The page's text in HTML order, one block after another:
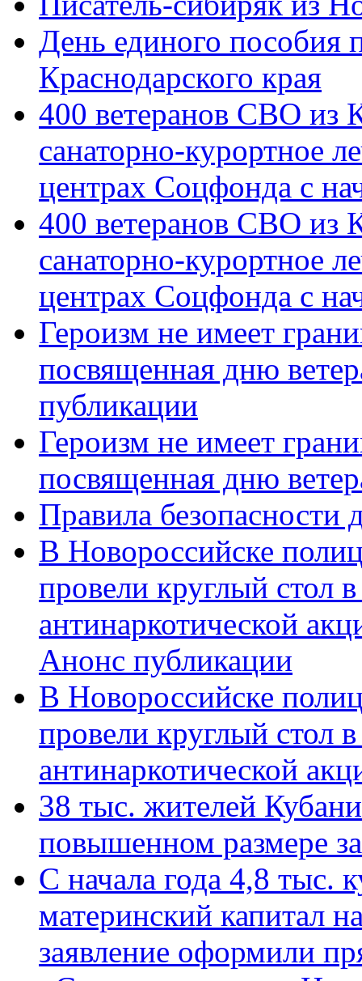
День единого пособия
Краснодарского края
400 ветеранов СВО из
санаторно-курортное
центрах Соцфонда с
400 ветеранов СВО из
санаторно-курортное
центрах Соцфонда с
Героизм не имеет
посвященная дню
публикации
Героизм не имеет
посвященная дню
Правила безопасности
В Новороссийске
провели круглый стол
антинаркотической
Анонс публикации
В Новороссийске
провели круглый стол
антинаркотической
38 тыс. жителей
повышенном размере
С начала года 4,8 тыс.
материнский капитал
заявление оформили